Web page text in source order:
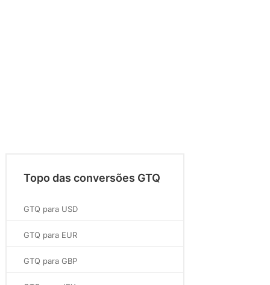
Topo das conversões GTQ
GTQ para USD
GTQ para EUR
GTQ para GBP